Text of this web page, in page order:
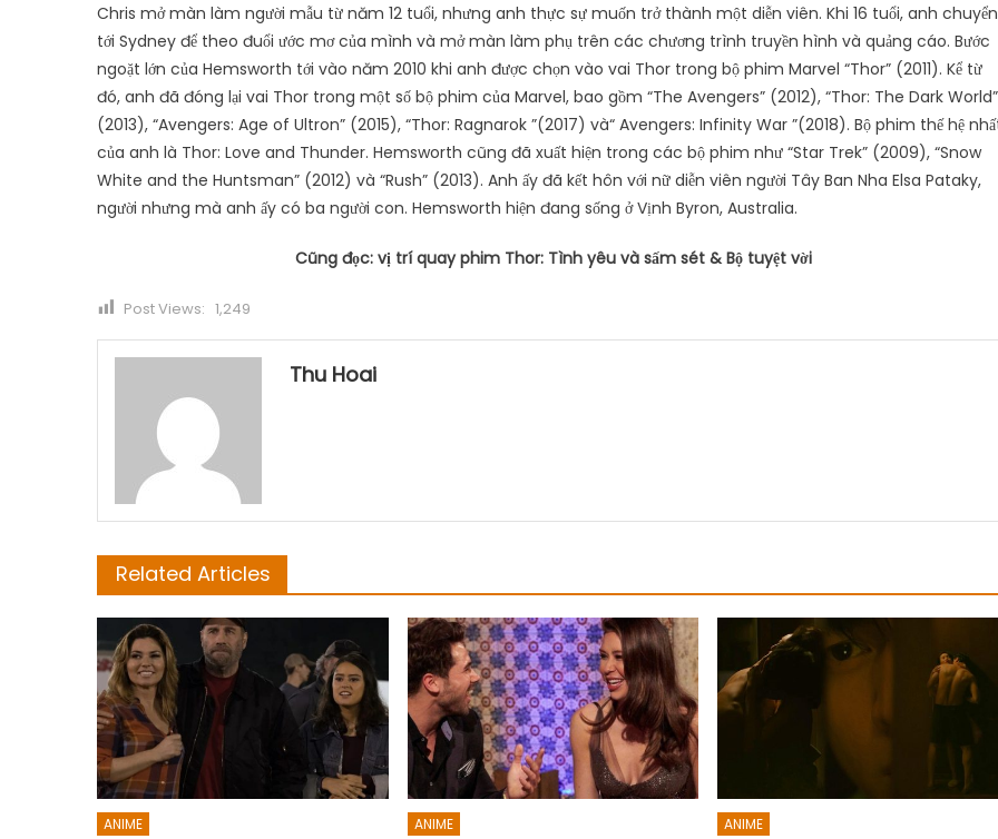
Chris mở màn làm người mẫu từ năm 12 tuổi, nhưng anh thực sự muốn trở thành một diễn viên. Khi 16 tuổi, anh chuyển
tới Sydney để theo đuổi ước mơ của mình và mở màn làm phụ trên các chương trình truyền hình và quảng cáo. Bước
ngoặt lớn của Hemsworth tới vào năm 2010 khi anh được chọn vào vai Thor trong bộ phim Marvel “Thor” (2011). Kể từ
đó, anh đã đóng lại vai Thor trong một số bộ phim của Marvel, bao gồm “The Avengers” (2012), “Thor: The Dark World”
(2013), “Avengers: Age of Ultron” (2015), “Thor: Ragnarok ”(2017) và“ Avengers: Infinity War ”(2018). Bộ phim thế hệ
của anh là Thor: Love and Thunder. Hemsworth cũng đã xuất hiện trong các bộ phim như “Star Trek” (2009), “Snow
White and the Huntsman” (2012) và “Rush” (2013). Anh ấy đã kết hôn với nữ diễn viên người Tây Ban Nha Elsa Pataky,
người nhưng mà anh ấy có ba người con. Hemsworth hiện đang sống ở Vịnh Byron, Australia.
Cũng đọc: vị trí quay phim Thor: Tình yêu và sấm sét & Bộ tuyệt vời
Post Views: 1,249
Thu Hoai
Related Articles
ANIME ANIME ANIME